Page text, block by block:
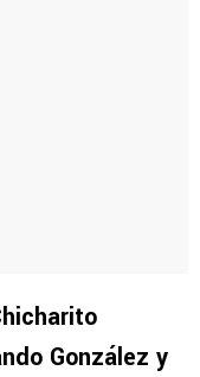
González y